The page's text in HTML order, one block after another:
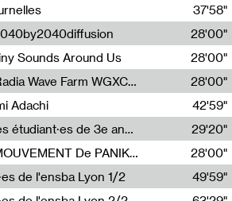
37'58"
28'00"
Sounds Around Us
28'00"
Radia Show #1090 : Radia Wave Farm WGXC Corey De Juan Sherrard Jr Startalk
28'00"
Adachi
Baud
42'59"
Regilote / Live avec les étudiant·es de 3e année de l'EMA
Nima Henryon,Athéna Noël,Amir Genillon,Ibourayane Ahmadi,Manelle Cherrih,Honorine Gibello,John Weeber,Manon Joseph
29'20"
Radia Show #1089 : MOUVEMENT De PANIK (Radio Panik)
28'00"
de l'ensba Lyon 1/2
49'59"